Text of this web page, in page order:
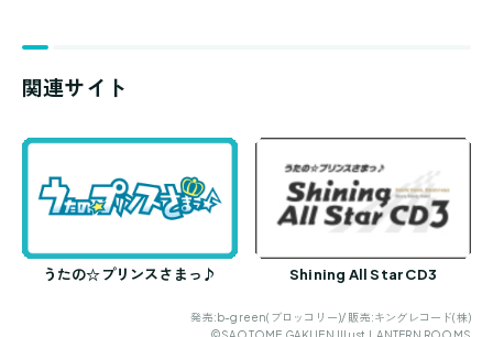
関連サイト
うたの☆プリンスさまっ♪ Shining All Star CD3
発売:b-green(ブロッコリー)/ 販売:キングレコード(株)